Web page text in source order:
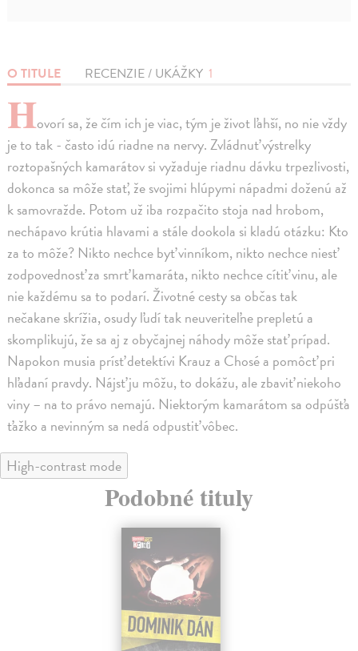
O TITULE RECENZIE / UKÁŽKY 1
Hovorí sa, že čím ich je viac, tým je život ľahší, no nie vždy
je to tak - často idú riadne na nervy. Zvládnuť výstrelky
roztopašných kamarátov si vyžaduje riadnu dávku trpezlivosti,
dokonca sa môže stať, že svojimi hlúpymi nápadmi doženú až
k samovražde. Potom už iba rozpačito stoja nad hrobom,
nechápavo krútia hlavami a stále dookola si kladú otázku: Kto
za to môže? Nikto nechce byť vinníkom, nikto nechce niesť
zodpovednosť za smrť kamaráta, nikto nechce cítiť vinu, ale
nie každému sa to podarí. Životné cesty sa občas tak
nečakane skrížia, osudy ľudí tak neuveriteľne prepletú a
skomplikujú, že sa aj z obyčajnej náhody môže stať prípad.
Napokon musia prísť detektívi Krauz a Chosé a pomôcť pri
hľadaní pravdy. Nájsť ju môžu, to dokážu, ale zbaviť niekoho
viny – na to právo nemajú. Niektorým kamarátom sa odpúšťa
ťažko a nevinným sa nedá odpustiť vôbec.
High-contrast mode
Podobné tituly